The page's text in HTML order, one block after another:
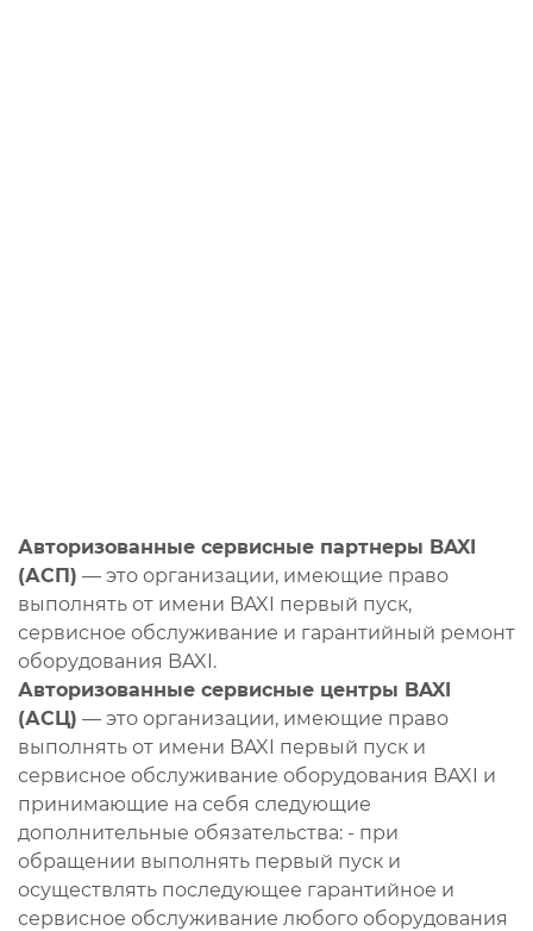
Авторизованные сервисные партнеры BAXI
(АСП) — это организации, имеющие право
выполнять от имени BAXI первый пуск,
сервисное обслуживание и гарантийный ремонт
оборудования BAXI.
Авторизованные сервисные центры BAXI
(АСЦ) — это организации, имеющие право
выполнять от имени BAXI первый пуск и
сервисное обслуживание оборудования BAXI и
принимающие на себя следующие
дополнительные обязательства: - при
обращении выполнять первый пуск и
осуществлять последующее гарантийное и
сервисное обслуживание любого оборудования